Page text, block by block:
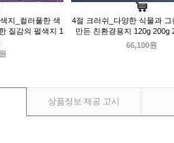
지_컬러풀한 색
질감의 펄색지 1
4절 크러쉬_다양한 식물과 그
만든 친환경용지 120g 200g
66,100원
상품정보 제공 고시